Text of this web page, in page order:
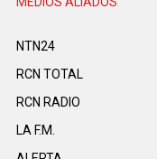
NTN24
RCN TOTAL
RCN RADIO
LA F.M.